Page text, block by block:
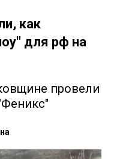
как
для рф на
провели